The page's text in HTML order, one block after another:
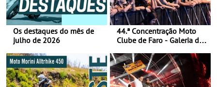
Os destaques do mês de
julho de 2026
44.ª Concentração Moto
Clube de Faro - Galeria de